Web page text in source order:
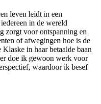
leven leidt in een
in de wereld
zorgt voor ontspanning en
of afwegingen hoe is de
in haar betaalde baan
doe ik gewoon werk voor
waardoor ik besef